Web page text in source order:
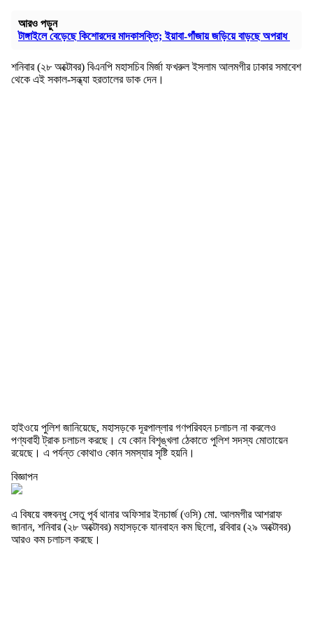
আরও পড়ুন
টাঙ্গাইলে বেড়েছে কিশোরদের মাদকাসক্তি; ইয়াবা-গাঁজায় জড়িয়ে বাড়ছে অপরাধ
শনিবার (২৮ অক্টোবর) বিএনপি মহাসচিব মির্জা ফখরুল ইসলাম আলমগীর ঢাকার সমাবেশ
থেকে এই সকাল-সন্ধ্যা হরতালের ডাক দেন।
হাইওয়ে পুলিশ জানিয়েছে, মহাসড়কে দূরপাল্লার গণপরিবহন চলাচল না করলেও
পণ্যবাহী ট্রাক চলাচল করছে। যে কোন বিশৃঙ্খলা ঠেকাতে পুলিশ সদস্য মোতায়েন
রয়েছে। এ পর্যন্ত কোথাও কোন সমস্যার সৃষ্টি হয়নি।
বিজ্ঞাপন
এ বিষয়ে বঙ্গবন্ধু সেতু পূর্ব থানার অফিসার ইনচার্জ (ওসি) মো. আলমগীর আশরাফ
জানান, শনিবার (২৮ অক্টোবর) মহাসড়কে যানবাহন কম ছিলো, রবিবার (২৯ অক্টোবর)
আরও কম চলাচল করছে।